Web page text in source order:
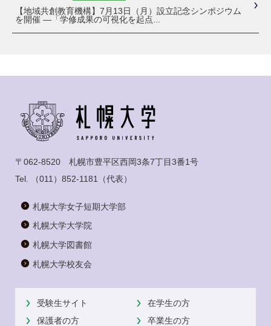
【地域共創教育機構】7月13日（月）設立記念シンポジウム
を開催 ―「学修成果の可視化を起点...
〒062-8520 札幌市豊平区西岡3条7丁目3番1号
Tel.
（011）852-1181 （代表）
札幌大学女子短期大学部
札幌大学大学院
札幌大学図書館
札幌大学校友会
受験生サイト
在学生の方
保護者の方
卒業生の方